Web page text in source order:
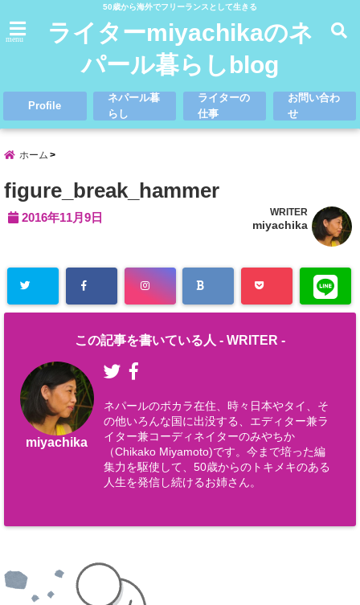
50歳から海外でフリーランスとして生きる
menu
ライターmiyachikaのネ
パール暮らしblog
Profile
ネパール暮
らし
ライターの
仕事
お問い合わ
せ
ホーム
figure_break_hammer
2016年11月9日 WRITER
miyachika
この記事を書いている人 - WRITER -
miyachika
ネパールのポカラ在住、時々日本やタイ、そ
の他いろんな国に出没する、エディター兼ラ
イター兼コーディネイターのみやちか
（Chikako Miyamoto)です。今まで培った編
集力を駆使して、50歳からのトキメキのある
人生を発信し続けるお姉さん。